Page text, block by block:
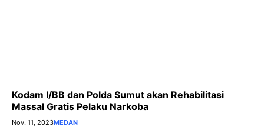
Kodam I/BB dan Polda Sumut akan Rehabilitasi
Massal Gratis Pelaku Narkoba
Nov. 11, 2023MEDAN